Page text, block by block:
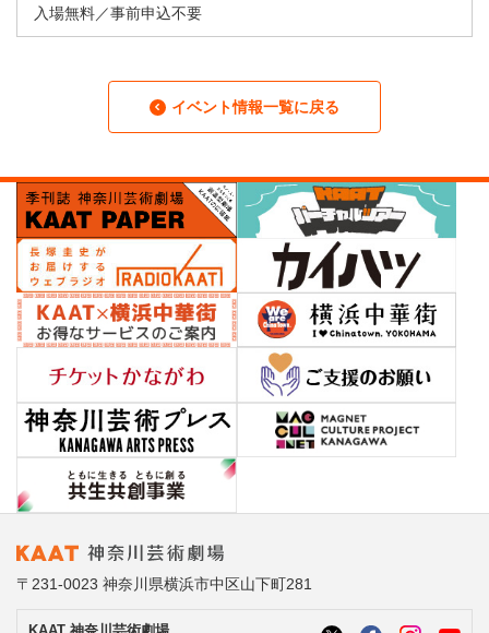
入場無料／事前申込不要
イベント情報一覧に戻る
〒231-0023 神奈川県横浜市中区山下町281